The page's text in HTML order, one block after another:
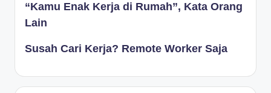
“Kamu Enak Kerja di Rumah”, Kata Orang
Lain
Susah Cari Kerja? Remote Worker Saja